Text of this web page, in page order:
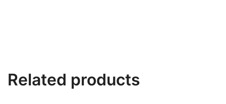
Related products